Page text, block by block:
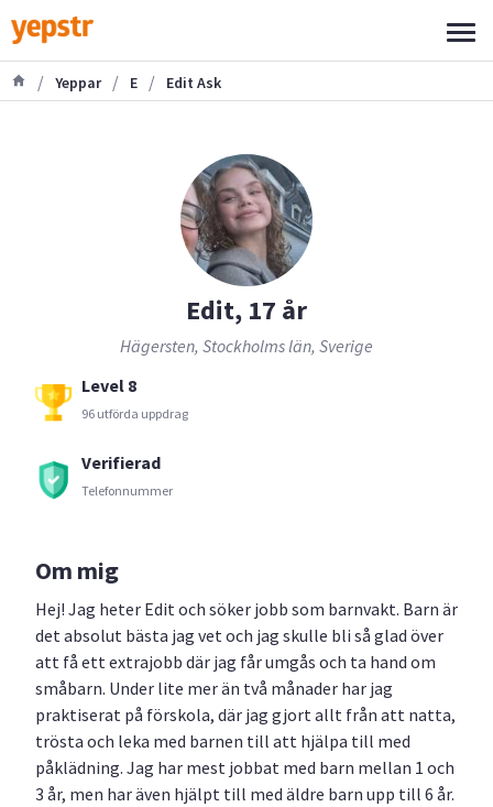
/ Yeppar / E / Edit Ask
Edit, 17 år
Hägersten, Stockholms län, Sverige
Level 8
96 utförda uppdrag
Verifierad
Telefonnummer
Om mig
Hej! Jag heter Edit och söker jobb som barnvakt. Barn är
det absolut bästa jag vet och jag skulle bli så glad över
att få ett extrajobb där jag får umgås och ta hand om
småbarn. Under lite mer än två månader har jag
praktiserat på förskola, där jag gjort allt från att natta,
trösta och leka med barnen till att hjälpa till med
påklädning. Jag har mest jobbat med barn mellan 1 och
3 år, men har även hjälpt till med äldre barn upp till 6 år.